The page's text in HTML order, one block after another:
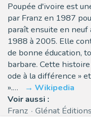
Poupée d'ivoire est
par Franz en 1987
paraît ensuite en neuf
1988 à 2005. Elle
de bonne éducation,
barbare. Cette
ode à la différence »
».…
Wikipedia
Voir aussi :
Franz
Glénat Éditions